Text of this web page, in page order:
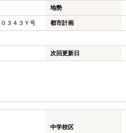
地勢
３４３Ｙ号 都市計画
次回更新日
中学校区